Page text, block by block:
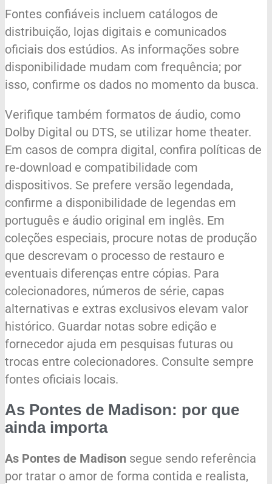
Fontes confiáveis incluem catálogos de
distribuição, lojas digitais e comunicados
oficiais dos estúdios. As informações sobre
disponibilidade mudam com frequência; por
isso, confirme os dados no momento da busca.
Verifique também formatos de áudio, como
Dolby Digital ou DTS, se utilizar home theater.
Em casos de compra digital, confira políticas de
re-download e compatibilidade com
dispositivos. Se prefere versão legendada,
confirme a disponibilidade de legendas em
português e áudio original em inglês. Em
coleções especiais, procure notas de produção
que descrevam o processo de restauro e
eventuais diferenças entre cópias. Para
colecionadores, números de série, capas
alternativas e extras exclusivos elevam valor
histórico. Guardar notas sobre edição e
fornecedor ajuda em pesquisas futuras ou
trocas entre colecionadores. Consulte sempre
fontes oficiais locais.
As Pontes de Madison: por que
ainda importa
As Pontes de Madison segue sendo referência
por tratar o amor de forma contida e realista,